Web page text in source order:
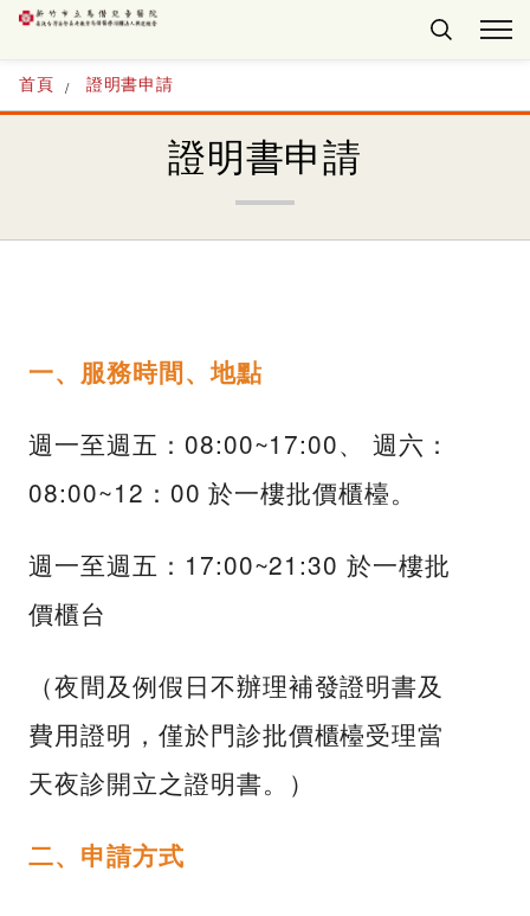
首頁 證明書申請
證明書申請
一、服務時間、地點
週一至週五：08:00~17:00、 週六：
08:00~12：00 於一樓批價櫃檯。
週一至週五：17:00~21:30 於一樓批
價櫃台
（夜間及例假日不辦理補發證明書及
費用證明，僅於門診批價櫃檯受理當
天夜診開立之證明書。）
二、申請方式